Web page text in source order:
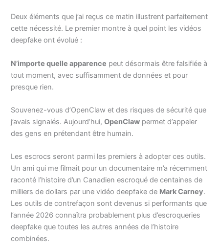
Deux éléments que j’ai reçus ce matin illustrent parfaitement
cette nécessité. Le premier montre à quel point les vidéos
deepfake ont évolué :
N’importe quelle apparence peut désormais être falsifiée à
tout moment, avec suffisamment de données et pour
presque rien.
Souvenez-vous d’OpenClaw et des risques de sécurité que
j’avais signalés. Aujourd’hui,OpenClaw permet d’appeler
des gens en prétendant être humain.
Les escrocs seront parmi les premiers à adopter ces outils.
Un ami qui me filmait pour un documentaire m’a récemment
raconté l’histoire d’un Canadien escroqué de centaines de
milliers de dollars par une vidéo deepfake de Mark Carney.
Les outils de contrefaçon sont devenus si performants que
l’année 2026 connaîtra probablement plus d’escroqueries
deepfake que toutes les autres années de l’histoire
combinées.